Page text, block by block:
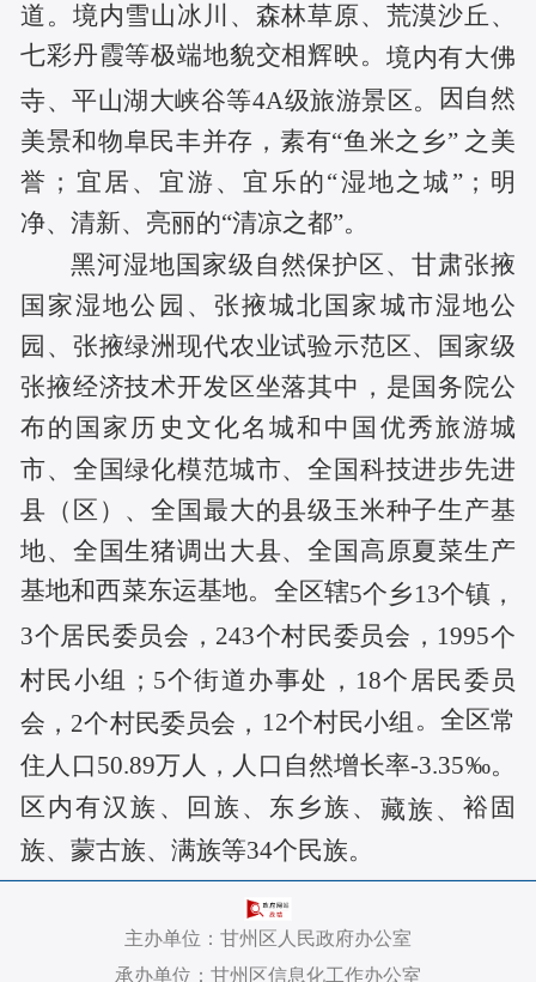
道。境内雪山冰川、森林草原、荒漠沙丘、
七彩丹霞等极端地貌交相辉映。 境内有大佛
寺、平山湖大峡谷等4A级旅游景区。
因自然
美景和物阜民丰并存，素有“鱼米之乡” 之美
誉；宜居、宜游、宜乐的“湿地之城”；明
净、清新、亮丽的“清凉之都”。
黑河湿地国家级自然保护区、甘肃张掖
国家湿地公园、张掖城北国家城市湿地公
园、张掖绿洲现代农业试验示范区、国家级
张掖经济技术开发区坐落其中，是国务院公
布的国家历史文化名城和中国优秀旅游城
市、全国绿化模范城市、全国科技进步先进
县（区）、全国最大的县级玉米种子生产基
地、全国生猪调出大县、全国高原夏菜生产
基地和西菜东运基地。 全区辖5个乡13个镇，
3个居民委员会，243个村民委员会， 1995个
村民小组； 5个街道办事处，18个居民委员
会， 2个村民委员会， 12个村民小组 。全区常
住人口 50.89万人，人口自然增长率-3.35‰。
区内有汉族、回族、东乡族、 藏族、 裕固
族、蒙古族、满族等34个民族。
主办单位：甘州区人民政府办公室
承办单位：甘州区信息化工作办公室